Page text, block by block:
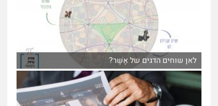
לאן שוחים הדגים של אֶשֶׁר?